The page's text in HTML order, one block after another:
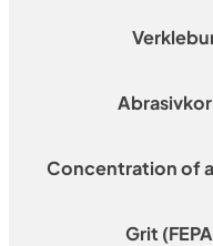
Concentration of
Grit